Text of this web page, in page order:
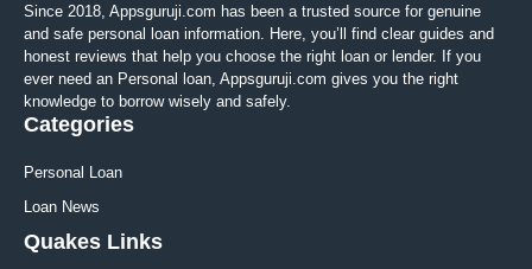
Since 2018, Appsguruji.com has been a trusted source for genuine
and safe personal loan information. Here, you’ll find clear guides and
honest reviews that help you choose the right loan or lender. If you
ever need an Personal loan, Appsguruji.com gives you the right
knowledge to borrow wisely and safely.
Categories
Personal Loan
Loan News
Quakes Links